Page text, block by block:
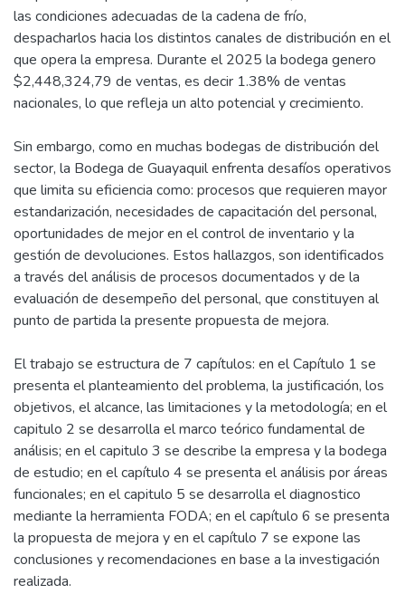
las condiciones adecuadas de la cadena de frío,
despacharlos hacia los distintos canales de distribución en el
que opera la empresa. Durante el 2025 la bodega genero
$2,448,324,79 de ventas, es decir 1.38% de ventas
nacionales, lo que refleja un alto potencial y crecimiento.
Sin embargo, como en muchas bodegas de distribución del
sector, la Bodega de Guayaquil enfrenta desafíos operativos
que limita su eficiencia como: procesos que requieren mayor
estandarización, necesidades de capacitación del personal,
oportunidades de mejor en el control de inventario y la
gestión de devoluciones. Estos hallazgos, son identificados
a través del análisis de procesos documentados y de la
evaluación de desempeño del personal, que constituyen al
punto de partida la presente propuesta de mejora.
El trabajo se estructura de 7 capítulos: en el Capítulo 1 se
presenta el planteamiento del problema, la justificación, los
objetivos, el alcance, las limitaciones y la metodología; en el
capitulo 2 se desarrolla el marco teórico fundamental de
análisis; en el capitulo 3 se describe la empresa y la bodega
de estudio; en el capítulo 4 se presenta el análisis por áreas
funcionales; en el capitulo 5 se desarrolla el diagnostico
mediante la herramienta FODA; en el capítulo 6 se presenta
la propuesta de mejora y en el capítulo 7 se expone las
conclusiones y recomendaciones en base a la investigación
realizada.